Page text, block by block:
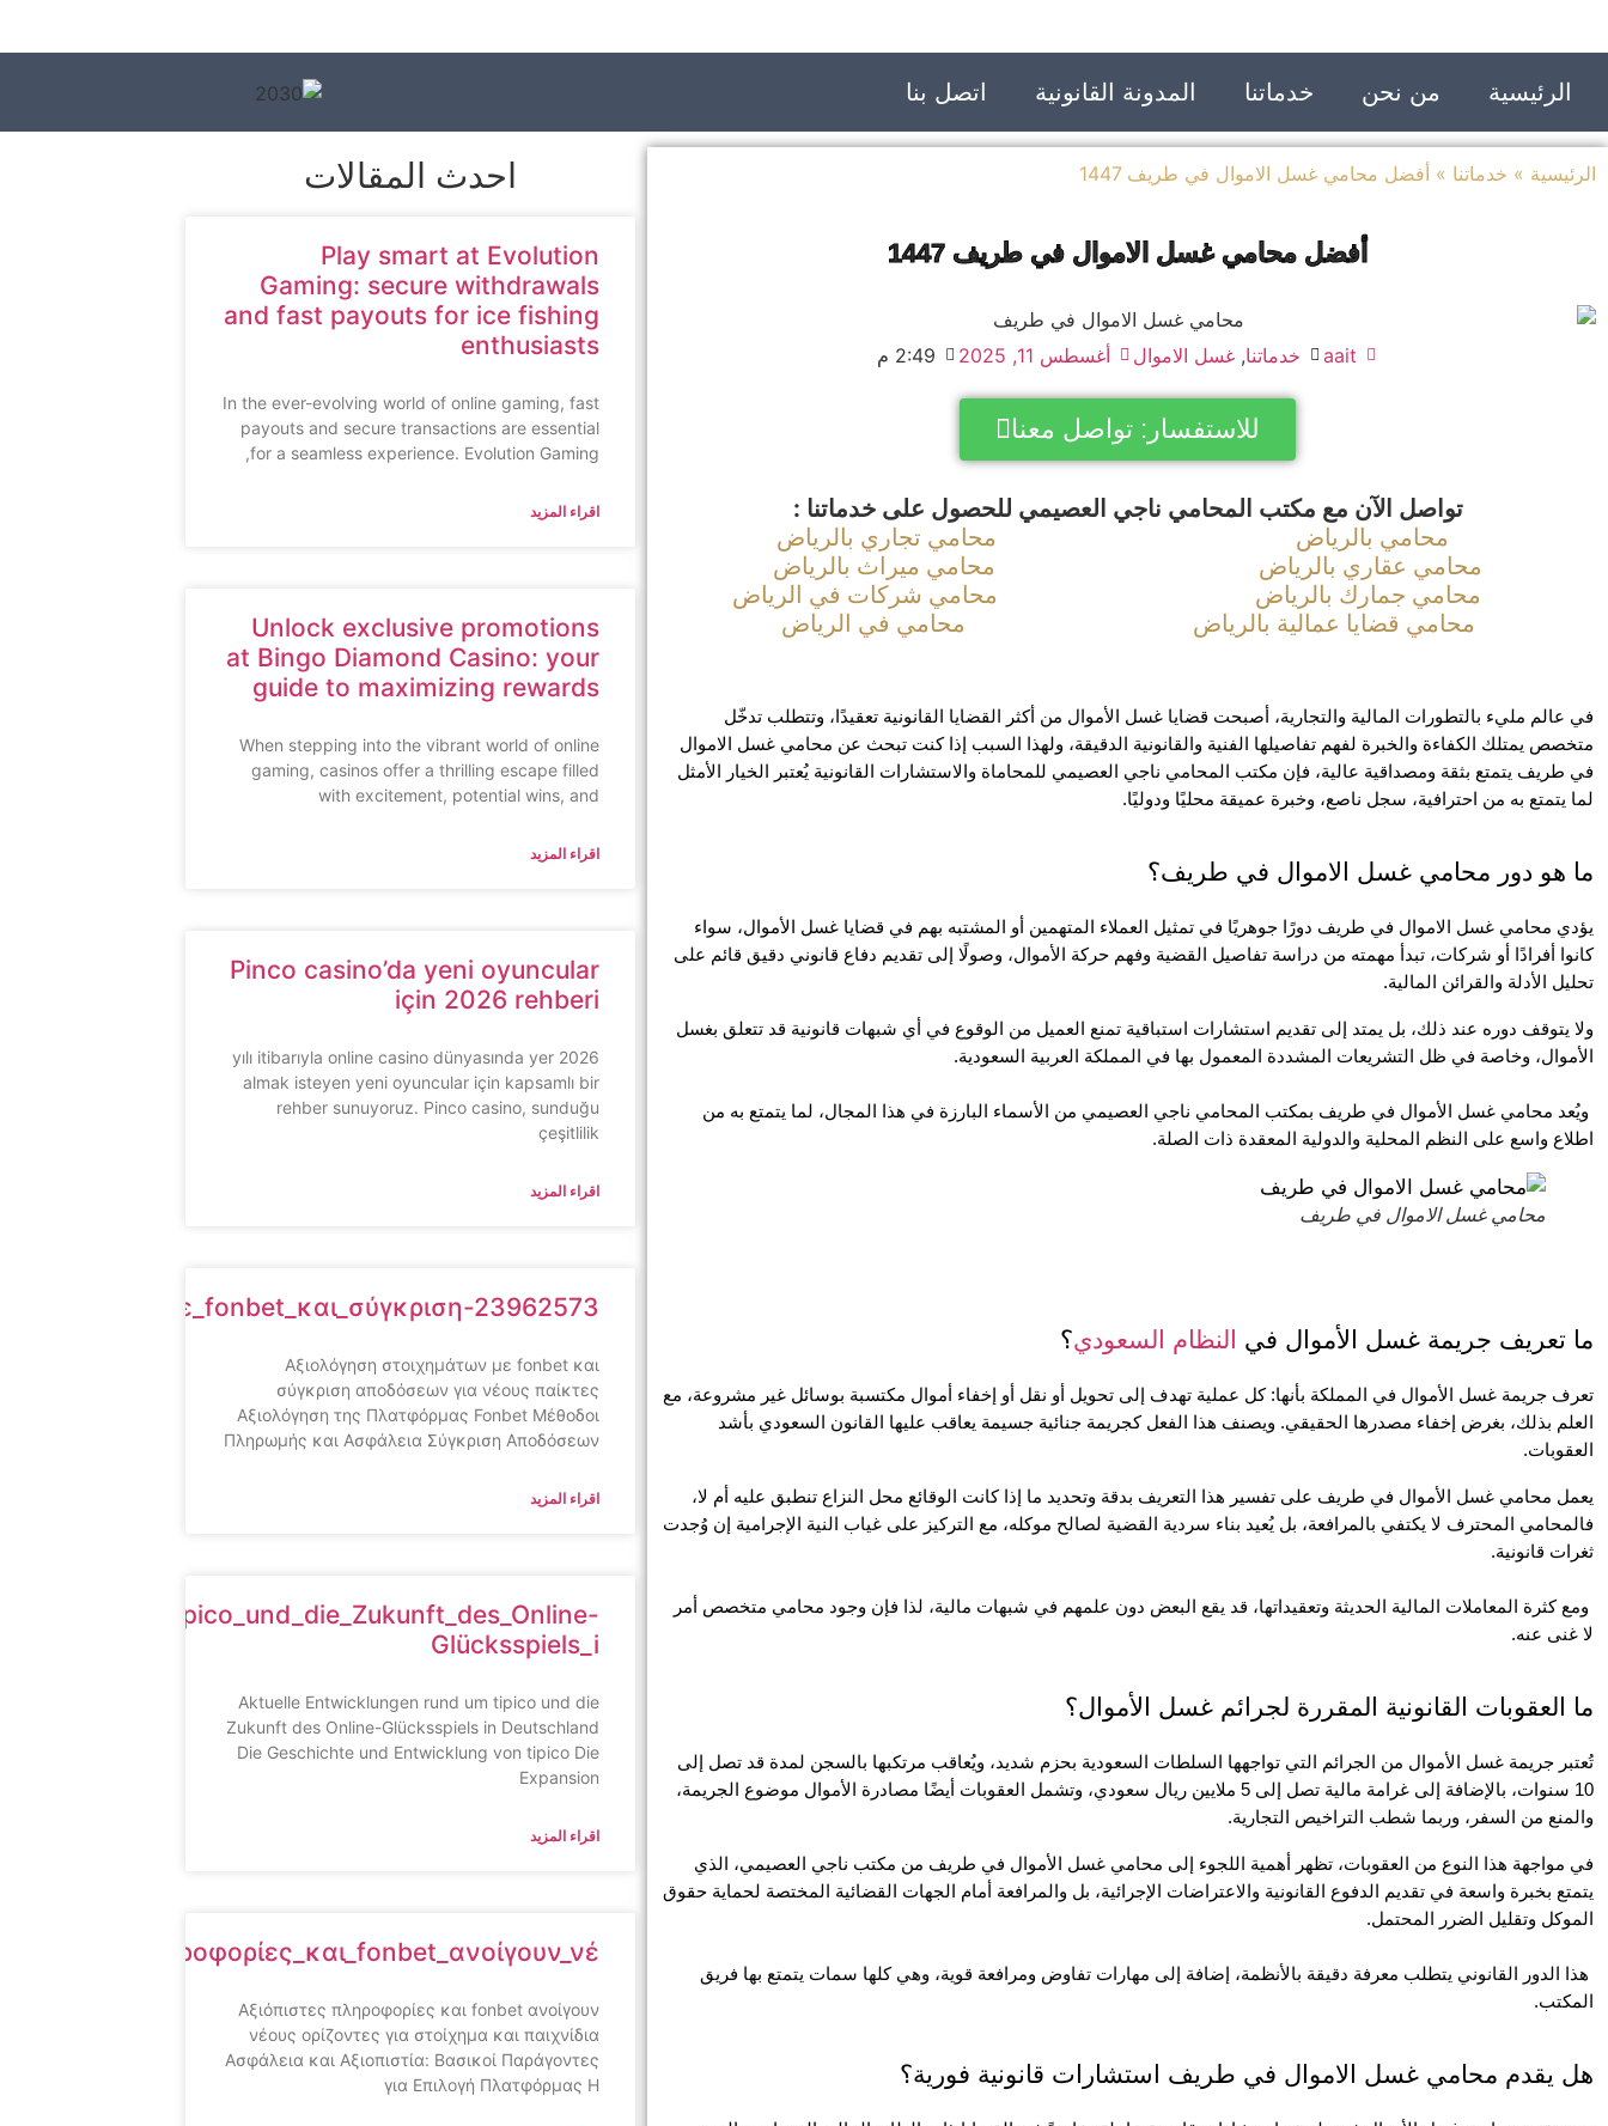
الرئيسية من نحن خدماتنا المدونة القانونية اتصل بنا
الرئيسية » خدماتنا » أفضل محامي غسل الاموال في طريف 1447
أفضل محامي غسل الاموال في طريف 1447
aait خدماتنا,غسل الاموال أغسطس 11, 2025 2:49 م
للاستفسار: تواصل معنا
تواصل الآن مع مكتب المحامي ناجي العصيمي للحصول على خدماتنا :
محامي بالرياض
محامي تجاري بالرياض
محامي عقاري بالرياض
محامي ميراث بالرياض
محامي جمارك بالرياض
محامي شركات في الرياض
محامي قضايا عمالية بالرياض
محامي في الرياض
لما يتمتع به من احترافية، سجل ناصع، وخبرة عميقة محليًا ودوليًا.
ما هو دور محامي غسل الاموال في طريف؟
تحليل الأدلة والقرائن المالية.
الأموال، وخاصة في ظل التشريعات المشددة المعمول بها في المملكة العربية السعودية.
اطلاع واسع على النظم المحلية والدولية المعقدة ذات الصلة.
محامي غسل الاموال في طريف
ما تعريف جريمة غسل الأموال في النظام السعودي؟
العقوبات.
ثغرات قانونية.
لا غنى عنه.
ما العقوبات القانونية المقررة لجرائم غسل الأموال؟
والمنع من السفر، وربما شطب التراخيص التجارية.
الموكل وتقليل الضرر المحتمل.
المكتب.
هل يقدم محامي غسل الاموال في طريف استشارات قانونية فورية؟
احدث المقالات
Play smart at Evolution
Gaming: secure withdrawals
and fast payouts for ice fishing
enthusiasts
In the ever-evolving world of online gaming, fast
payouts and secure transactions are essential
for a seamless experience. Evolution Gaming,
اقراء المزيد
Unlock exclusive promotions
at Bingo Diamond Casino: your
guide to maximizing rewards
When stepping into the vibrant world of online
gaming, casinos offer a thrilling escape filled
with excitement, potential wins, and
اقراء المزيد
Pinco casino’da yeni oyuncular
için 2026 rehberi
2026 yılı itibarıyla online casino dünyasında yer
almak isteyen yeni oyuncular için kapsamlı bir
rehber sunuyoruz. Pinco casino, sunduğu
çeşitlilik
اقراء المزيد
23962573
Αξιολόγηση στοιχημάτων με fonbet και
σύγκριση αποδόσεων για νέους παίκτες
Αξιολόγηση της Πλατφόρμας Fonbet Μέθοδοι
Πληρωμής και Ασφάλεια Σύγκριση Αποδόσεων
اقراء المزيد
Glücksspiels_i
Aktuelle Entwicklungen rund um tipico und die
Zukunft des Online-Glücksspiels in Deutschland
Die Geschichte und Entwicklung von tipico Die
Expansion
اقراء المزيد
Αξιόπιστες πληροφορίες και fonbet ανοίγουν
νέους ορίζοντες για στοίχημα και παιχνίδια
Ασφάλεια και Αξιοπιστία: Βασικοί Παράγοντες
για Επιλογή Πλατφόρμας Η